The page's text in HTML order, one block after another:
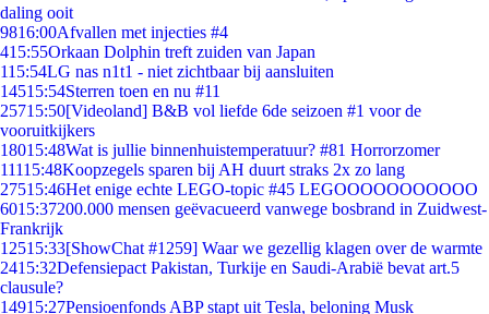
daling ooit
9816:00Afvallen met injecties #4
415:55Orkaan Dolphin treft zuiden van Japan
115:54LG nas n1t1 - niet zichtbaar bij aansluiten
14515:54Sterren toen en nu #11
25715:50[Videoland] B&B vol liefde 6de seizoen #1 voor de
vooruitkijkers
18015:48Wat is jullie binnenhuistemperatuur? #81 Horrorzomer
11115:48Koopzegels sparen bij AH duurt straks 2x zo lang
27515:46Het enige echte LEGO-topic #45 LEGOOOOOOOOOOO
6015:37200.000 mensen geëvacueerd vanwege bosbrand in Zuidwest-
Frankrijk
12515:33[ShowChat #1259] Waar we gezellig klagen over de warmte
2415:32Defensiepact Pakistan, Turkije en Saudi-Arabië bevat art.5
clausule?
14915:27Pensioenfonds ABP stapt uit Tesla, beloning Musk